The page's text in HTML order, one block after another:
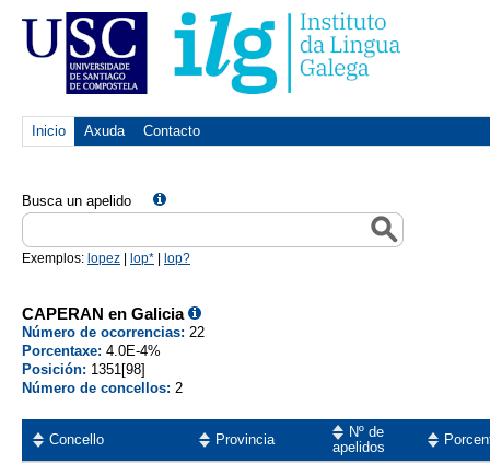
Inicio Axuda Contacto
Busca un apelido
Exemplos: lopez lop* lop?
CAPERAN en Galicia
Número de ocorrencias: 22
Porcentaxe: 4.0E-4%
Posición: 1351[98]
Número de concellos: 2
Concello Provincia
Nº de
apelidos